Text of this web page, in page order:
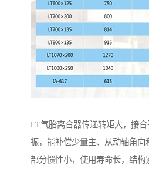
LT气胎离合器传递转矩大，接
振，能补偿少量主、从动轴角向
部分惯性小，使用寿命长，结构